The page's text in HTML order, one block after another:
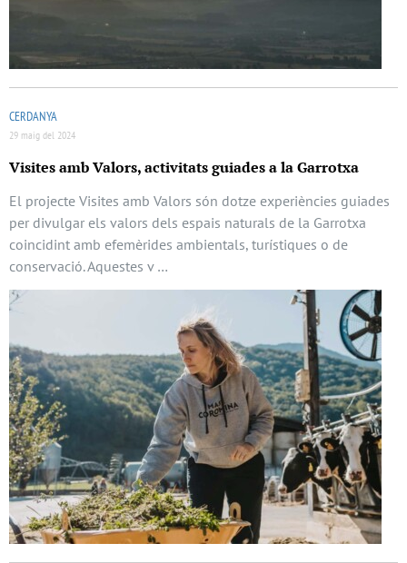
CERDANYA
29 maig del 2024
Visites amb Valors, activitats guiades a la Garrotxa
El projecte Visites amb Valors són dotze experiències guiades
per divulgar els valors dels espais naturals de la Garrotxa
coincidint amb efemèrides ambientals, turístiques o de
conservació. Aquestes v …